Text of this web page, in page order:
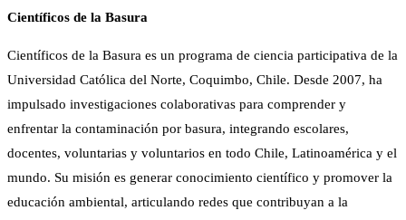
Científicos de la Basura
Científicos de la Basura es un programa de ciencia participativa de la
Universidad Católica del Norte, Coquimbo, Chile. Desde 2007, ha
impulsado investigaciones colaborativas para comprender y
enfrentar la contaminación por basura, integrando escolares,
docentes, voluntarias y voluntarios en todo Chile, Latinoamérica y el
mundo. Su misión es generar conocimiento científico y promover la
educación ambiental, articulando redes que contribuyan a la